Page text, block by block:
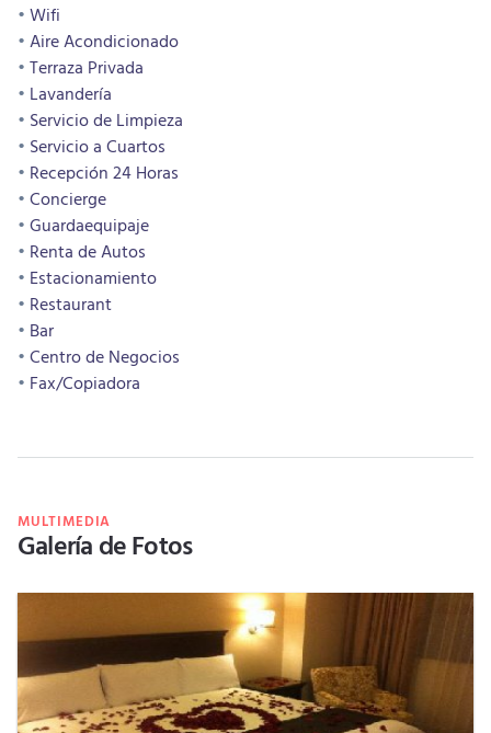
Wifi
Aire Acondicionado
Terraza Privada
Lavandería
Servicio de Limpieza
Servicio a Cuartos
Recepción 24 Horas
Concierge
Guardaequipaje
Renta de Autos
Estacionamiento
Restaurant
Bar
Centro de Negocios
Fax/Copiadora
MULTIMEDIA
Galería de Fotos